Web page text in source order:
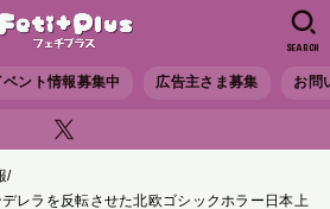
ベント情報募集中 広告主さま募集 お問
SEARCH
レラを反転させた北欧ゴシックホラー日本上